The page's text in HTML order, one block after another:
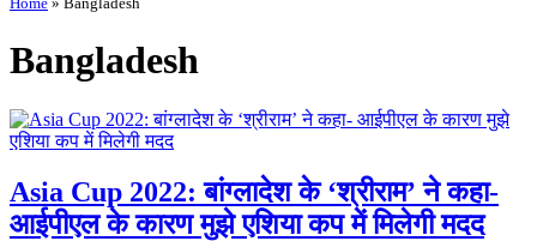
Bangladesh
Asia Cup 2022: बांग्लादेश के ‘श्रीराम’ ने कहा-
आईपीएल के कारण मुझे एशिया कप में मिलेगी मदद